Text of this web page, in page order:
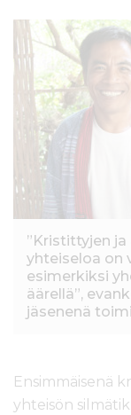
”Kristittyjen
yhteiseloa on
esimerkiksi
äärellä”,
jäsenenä
Ensimmäisenä
yhteisön